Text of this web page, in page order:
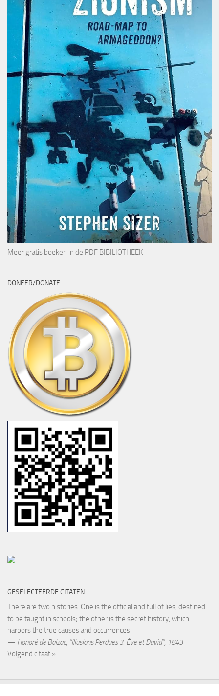
Meer gratis boeken in de PDF BIBILIOTHEEK
DONEER/DONATE
GESELECTEERDE CITATEN
There are two histories. One is the official and full of lies, destined
to be taught in schools; the other is the secret history, which
harbors the true causes and occurrences.
— Honoré de Balzac, “Illusions Perdues 3: Éve et David”, 1843
Volgend citaat »